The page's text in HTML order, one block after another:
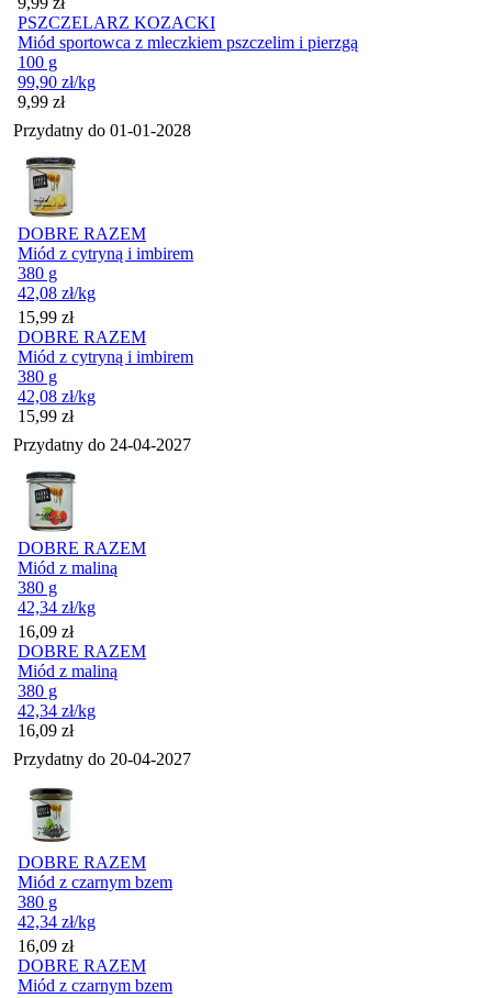
PSZCZELARZ KOZACKI
Miód sportowca z mleczkiem pszczelim i pierzgą
100 g
99,90 zł/kg
Cena
9,99 zł
Przydatny do 01-01-2028
DOBRE RAZEM
Miód z cytryną i imbirem
380 g
42,08 zł/kg
Cena
15,99 zł
DOBRE RAZEM
Miód z cytryną i imbirem
380 g
42,08 zł/kg
Cena
15,99 zł
Przydatny do 24-04-2027
DOBRE RAZEM
Miód z maliną
380 g
42,34 zł/kg
Cena
16,09 zł
DOBRE RAZEM
Miód z maliną
380 g
42,34 zł/kg
Cena
16,09 zł
Przydatny do 20-04-2027
DOBRE RAZEM
Miód z czarnym bzem
380 g
42,34 zł/kg
Cena
16,09 zł
DOBRE RAZEM
Miód z czarnym bzem